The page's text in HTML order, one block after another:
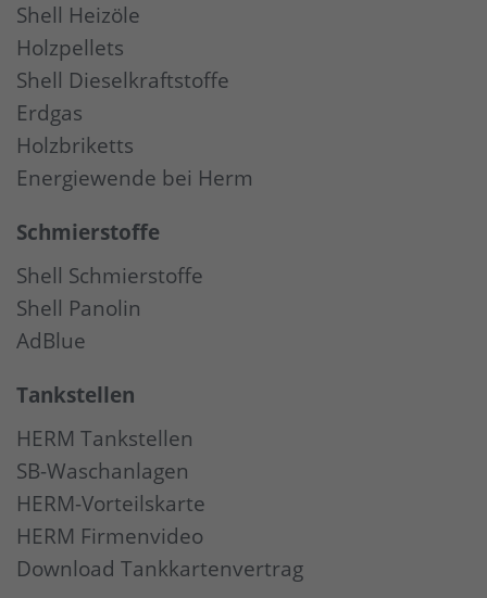
Shell Heizöle
Holzpellets
Shell Dieselkraftstoffe
Erdgas
Holzbriketts
Energiewende bei Herm
Schmierstoffe
Shell Schmierstoffe
Shell Panolin
AdBlue
Tankstellen
HERM Tankstellen
SB-Waschanlagen
HERM-Vorteilskarte
HERM Firmenvideo
Download Tankkartenvertrag